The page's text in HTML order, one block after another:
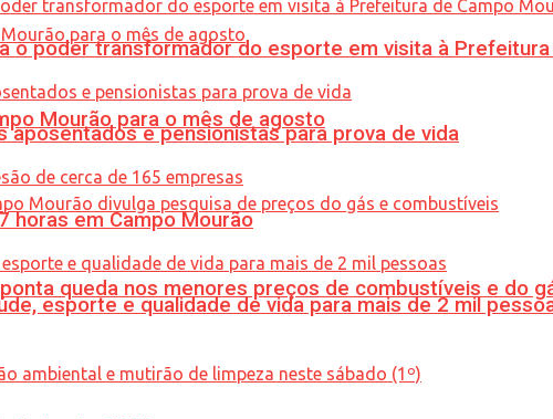
Mourão para o mês de agosto
queda nos menores preços de combustíveis e do
o poder transformador do esporte em visita à
aposentados e pensionistas para prova de vida
horas em Campo Mourão
esporte e qualidade de vida para mais de 2 mil